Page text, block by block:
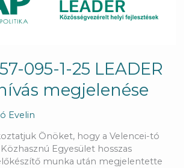
095-1-25 LEADER
megjelenése
Evelin
Önöket, hogy a Velencei-tó
Egyesület hosszas
munka után megjelentette